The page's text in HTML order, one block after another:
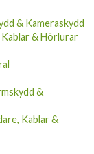
& Kameraskydd
& Hörlurar
&
Kablar &